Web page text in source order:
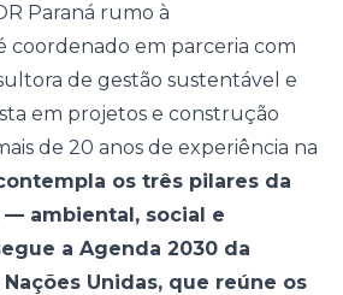
Paraná rumo à
coordenado em parceria com
de gestão sustentável e
em projetos e construção
de 20 anos de experiência na
os três pilares da
ambiental, social e
a Agenda 2030 da
Unidas, que reúne os